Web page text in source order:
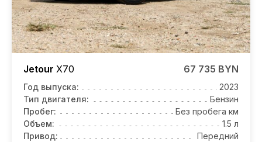
Jetour X70 67 735 BYN
Год выпуска:
2023
Тип двигателя:
Бензин
Пробег:
Без пробега км
Объем:
1.5 л
Привод:
Передний